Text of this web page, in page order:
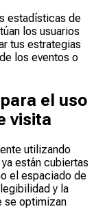
estadísticas de
los usuarios
tus estrategias
los eventos o
el uso
visita
utilizando
están cubiertas
el espaciado de
y la
se optimizan